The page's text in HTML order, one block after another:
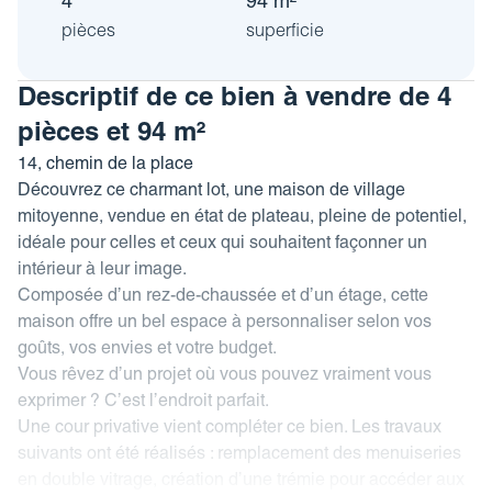
Revue de presse
Calculez votre budget travaux
bancaire
Découvrir votre profil investisseur
Guide des projets urbains
pièces superficie
Descriptif de ce bien à vendre de 4
pièces et 94 m²
14, chemin de la place
Découvrez ce charmant lot, une maison de village
mitoyenne, vendue en état de plateau, pleine de potentiel,
idéale pour celles et ceux qui souhaitent façonner un
intérieur à leur image.
Composée d’un rez-de-chaussée et d’un étage, cette
maison offre un bel espace à personnaliser selon vos
goûts, vos envies et votre budget.
Vous rêvez d’un projet où vous pouvez vraiment vous
exprimer ? C’est l’endroit parfait.
Une cour privative vient compléter ce bien. Les travaux
suivants ont été réalisés : remplacement des menuiseries